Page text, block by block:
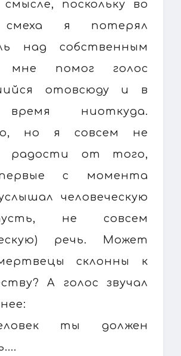
поскольку во
смеха я потерял
над собственным
мне помог голос
отовсюду и в
ниоткуда.
но я совсем не
радости от того,
с момента
человеческую
не совсем
речь. Может
склонны к
А голос звучал
ты должен